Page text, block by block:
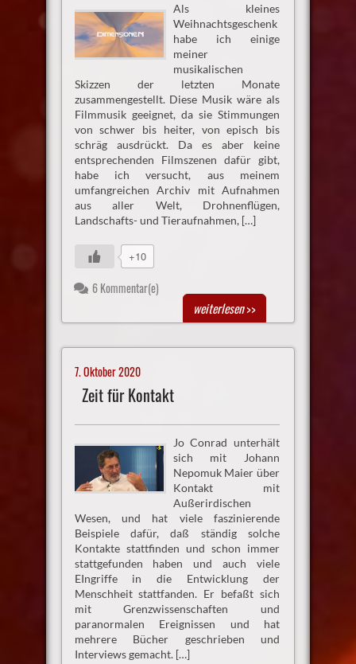
Als kleines
Weihnachtsgeschenk
habe ich einige
meiner
musikalischen
Skizzen der letzten Monate
zusammengestellt. Diese Musik wäre als
Filmmusik geeignet, da sie Stimmungen
von schwer bis heiter, von episch bis
schräg ausdrückt. Da es aber keine
entsprechenden Filmszenen dafür gibt,
habe ich versucht, aus meinem
umfangreichen Archiv mit Aufnahmen
aus aller Welt, Drohnenflügen,
Landschafts- und Tieraufnahmen, […]
+10
6 Kommentar(e)
weiterlesen>>
7. Oktober 2020
Zeit für Kontakt
Jo Conrad unterhält
sich mit Johann
Nepomuk Maier über
Kontakt mit
Außerirdischen
Wesen, und hat viele faszinierende
Beispiele dafür, daß ständig solche
Kontakte stattfinden und schon immer
stattgefunden haben und auch viele
EIngriffe in die Entwicklung der
Menschheit stattfanden. Er befaßt sich
mit Grenzwissenschaften und
paranormalen Ereignissen und hat
mehrere Bücher geschrieben und
Interviews gemacht. […]